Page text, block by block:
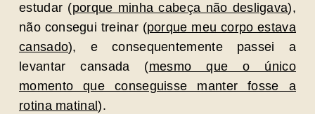
estudar (porque minha cabeça não desligava),
não consegui treinar (porque meu corpo estava
cansado), e consequentemente passei a
levantar cansada (mesmo que o único
momento que conseguisse manter fosse a
rotina matinal).